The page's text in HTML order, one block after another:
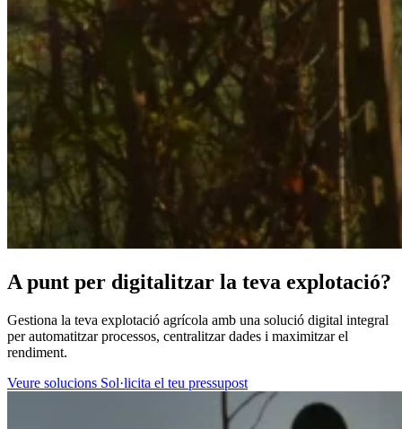
A punt per digitalitzar la teva explotació?
Gestiona la teva explotació agrícola amb una solució digital integral
per automatitzar processos, centralitzar dades i maximitzar el
rendiment.
Veure solucions Sol·licita el teu pressupost